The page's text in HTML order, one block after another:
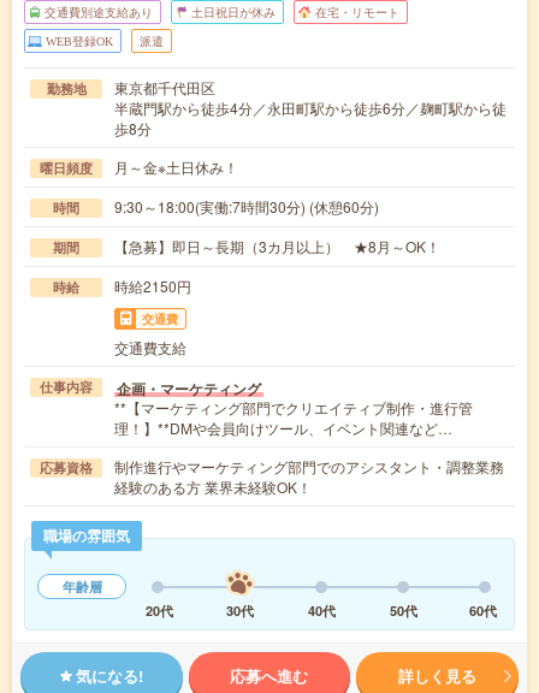
交通費別途支給あり 土日祝日が休み 在宅・リモート
WEB登録OK 派遣
勤務地
東京都千代田区
半蔵門駅から徒歩4分／永田町駅から徒歩6分／麹町駅から徒
歩8分
曜日頻度 月～金※土日休み！
時間 9:30～18:00(実働:7時間30分) (休憩60分)
期間 【急募】即日～長期（3カ月以上） ★8月～OK！
時給 時給2150円
交通費
交通費支給
仕事内容 企画・マーケティング
**【マーケティング部門でクリエイティブ制作・進行管
理！】**DMや会員向けツール、イベント関連など…
応募資格
制作進行やマーケティング部門でのアシスタント・調整業務
経験のある方 業界未経験OK！
職場の雰囲気
年齢層
20代
30代 40代 50代 60代
気になる! 応募へ進む 詳しく見る